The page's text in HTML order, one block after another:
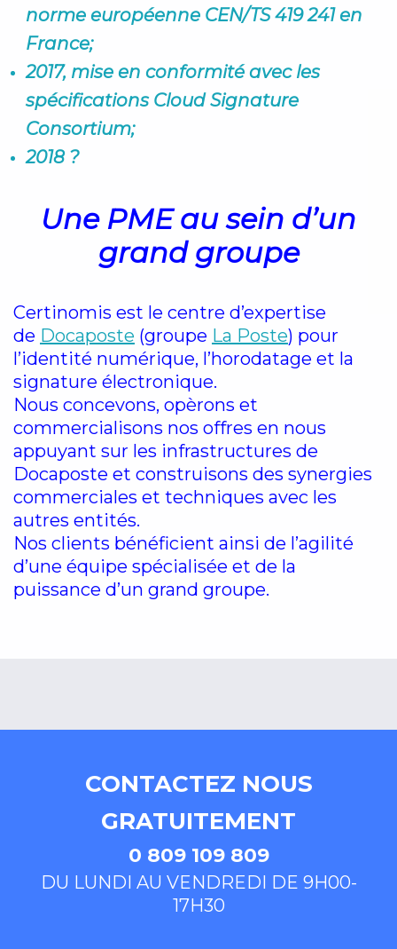
norme européenne CEN/TS 419 241 en
France;
2017, mise en conformité avec les
spécifications Cloud Signature
Consortium;
2018 ?
Une PME au sein d’un
grand groupe
Certinomis est le centre d’expertise
de Docaposte (groupe La Poste) pour
l’identité numérique, l’horodatage et la
signature électronique.
Nous concevons, opèrons et
commercialisons nos offres en nous
appuyant sur les infrastructures de
Docaposte et construisons des synergies
commerciales et techniques avec les
autres entités.
Nos clients bénéficient ainsi de l’agilité
d’une équipe spécialisée et de la
puissance d’un grand groupe.
CONTACTEZ NOUS
GRATUITEMENT
0 809 109 809
DU LUNDI AU VENDREDI DE 9H00-
17H30